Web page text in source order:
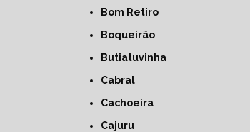
Bom Retiro
Boqueirão
Butiatuvinha
Cabral
Cachoeira
Cajuru